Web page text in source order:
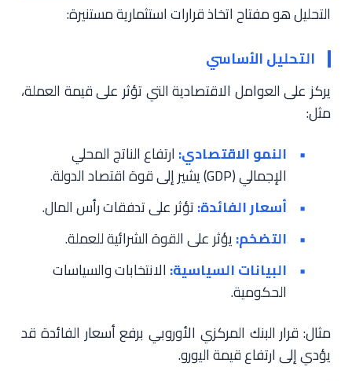
التحليل هو مفتاح اتخاذ قرارات استثمارية مستنيرة:
التحليل الأساسي
يركز على العوامل الاقتصادية التي تؤثر على قيمة العملة،
مثل:
النمو الاقتصادي: ارتفاع الناتج المحلي
الإجمالي (GDP) يشير إلى قوة اقتصاد الدولة.
أسعار الفائدة:تؤثر على تدفقات رأس المال.
التضخم:يؤثر على القوة الشرائية للعملة.
البيانات السياسية: الانتخابات والسياسات
الحكومية.
مثال: قرار البنك المركزي الأوروبي برفع أسعار الفائدة قد
يؤدي إلى ارتفاع قيمة اليورو.